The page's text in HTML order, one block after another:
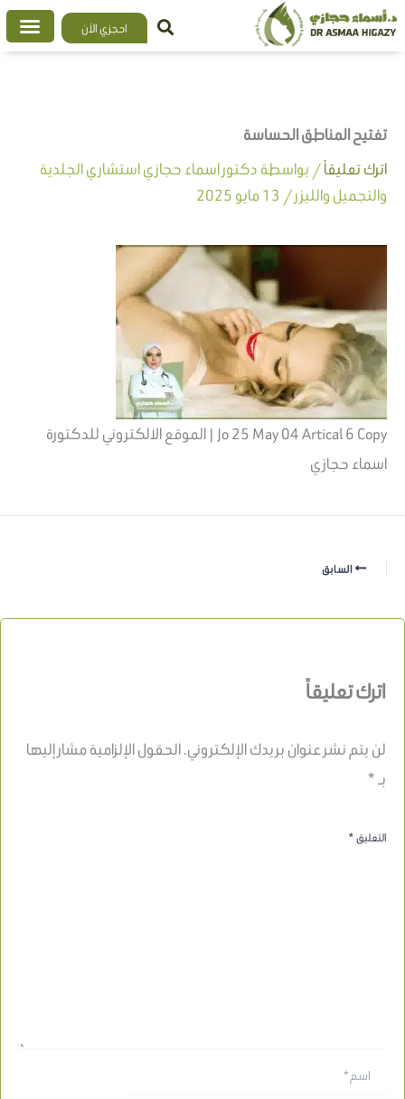
تخطي
إلى
احجزي الآن
تفتيح المناطق الحساسة
اترك تعليقاً/ بواسطة دكتور اسماء حجازي استشاري الجلدية
والتجميل والليزر/ 13 مايو 2025
Jo 25 May 04 Artical 6 Copy | الموقع الالكتروني للدكتورة
اسماء حجازي
السابق
اترك تعليقاً
لن يتم نشر عنوان بريدك الإلكتروني.الحقول الإلزامية مشار إليها
بـ*
التعليق*